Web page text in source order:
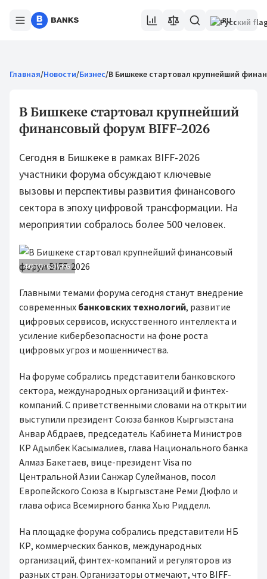
RU
Главная/Новости/Бизнес/В Бишкеке стартовал крупнейший
В Бишкеке стартовал крупнейший
финансовый форум BIFF-2026
Сегодня в Бишкеке в рамках BIFF-2026
участники форума обсуждают ключевые
вызовы и перспективы развития финансового
сектора в эпоху цифровой трансформации. На
мероприятии собралось более 500 человек.
ФОТО: GOV.KG
Главными темами форума сегодня станут внедрение
современных банковских технологий, развитие
цифровых сервисов, искусственного интеллекта и
усиление кибербезопасности на фоне роста
цифровых угроз и мошенничества.
На форуме собрались представители банковского
сектора, международных организаций и финтех-
компаний. С приветственными словами на открытии
выступили президент Союза банков Кыргызстана
Анвар Абдраев, председатель Кабинета Министров
КР Адылбек Касымалиев, глава Национального банка
Алмаз Бакетаев, вице-президент Visa по
Центральной Азии Санжар Сулейманов, посол
Европейского Союза в Кыргызстане Реми Дюфло и
глава офиса Всемирного банка Хью Ридделл.
На площадке форума собрались представители НБ
КР, коммерческих банков, международных
организаций, финтех-компаний и регуляторов из
разных стран. Организаторы отмечают, что BIFF-